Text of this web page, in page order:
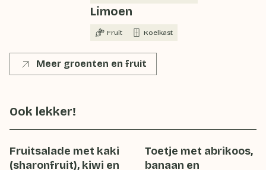
Limoen
Fruit Koelkast
Meer groenten en fruit
Ook lekker!
Fruitsalade met kaki
(sharonfruit), kiwi en
Toetje met abrikoos,
banaan en